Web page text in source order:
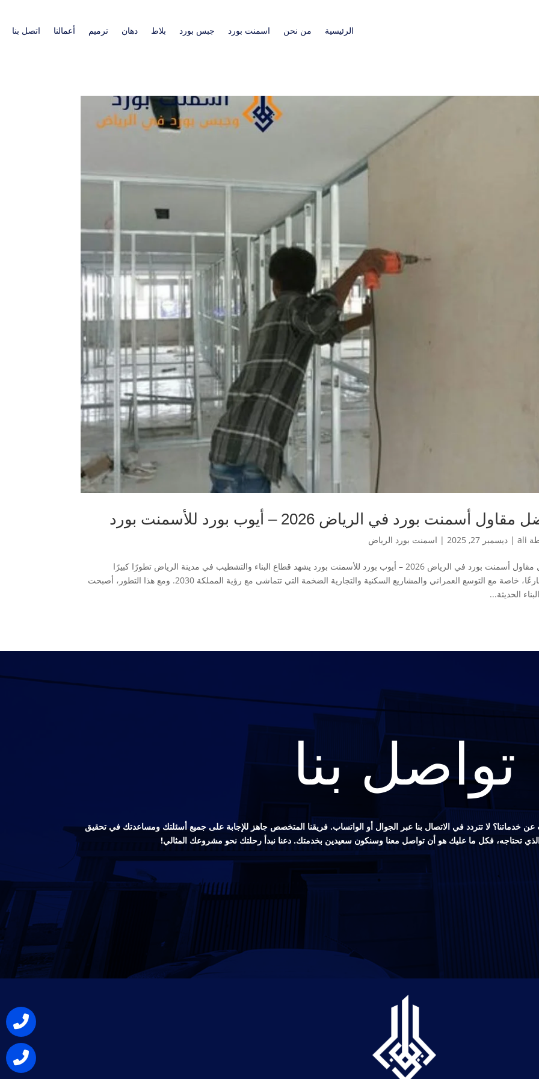
الرئيسية من نحن اسمنت بورد جبس بورد بلاط دهان ترميم أعمالنا اتصل بنا
أسمنت بورد في الرياض 2026 – أيوب بورد للأسمنت بورد
ali
| ديسمبر 27, 2025 | اسمنت بورد الرياض
أفضل مقاول أسمنت بورد في الرياض 2026 – أيوب بورد للأسمنت بورد يشهد قطاع البناء والتشطيب في مدينة الرياض تطورًا كبيرًا
ومتسارعًا، خاصة مع التوسع العمراني والمشاريع السكنية والتجارية الضخمة التي تتماشى مع رؤية المملكة 2030. ومع هذا التطور، أصبحت
الحديثة...
تواصل بنا
خدماتنا؟ لا تتردد في الاتصال بنا عبر الجوال أو الواتساب. فريقنا المتخصص جاهز للإجابة على جميع أسئلتك ومساعدتك في تحقيق
تحتاجه، فكل ما عليك هو أن تواصل معنا وسنكون سعيدين بخدمتك. دعنا نبدأ رحلتك نحو مشروعك المثالي!